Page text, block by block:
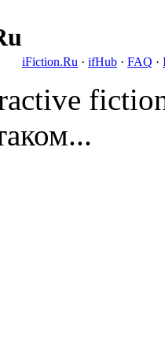
iFiction.Ru · ifHub · FAQ ·